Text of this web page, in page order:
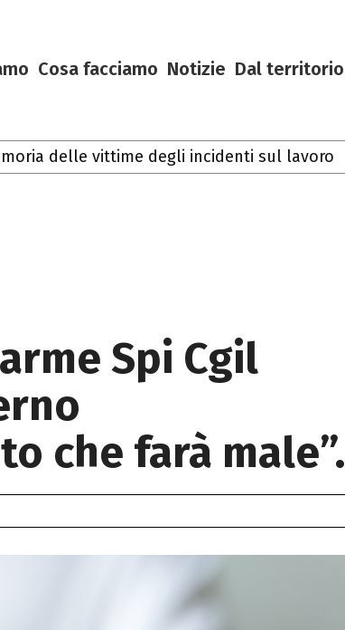
Cosa facciamo Notizie Dal territorio
delle vittime degli incidenti sul lavoro
Spi Cgil
che farà male”.